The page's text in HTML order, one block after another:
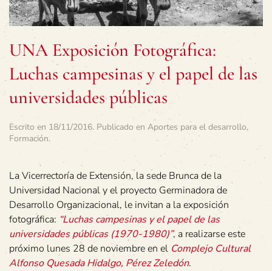
UNA Exposición Fotográfica:
Luchas campesinas y el papel de las
universidades públicas
Escrito en 18/11/2016. Publicado en Aportes para el desarrollo,
Formación.
La Vicerrectoría de Extensión, la sede Brunca de la
Universidad Nacional y el proyecto Germinadora de
Desarrollo Organizacional, le invitan a la exposición
fotográfica: “Luchas campesinas y el papel de las
universidades públicas (1970-1980)”, a realizarse este
próximo lunes 28 de noviembre en el Complejo Cultural
Alfonso Quesada Hidalgo, Pérez Zeledón.